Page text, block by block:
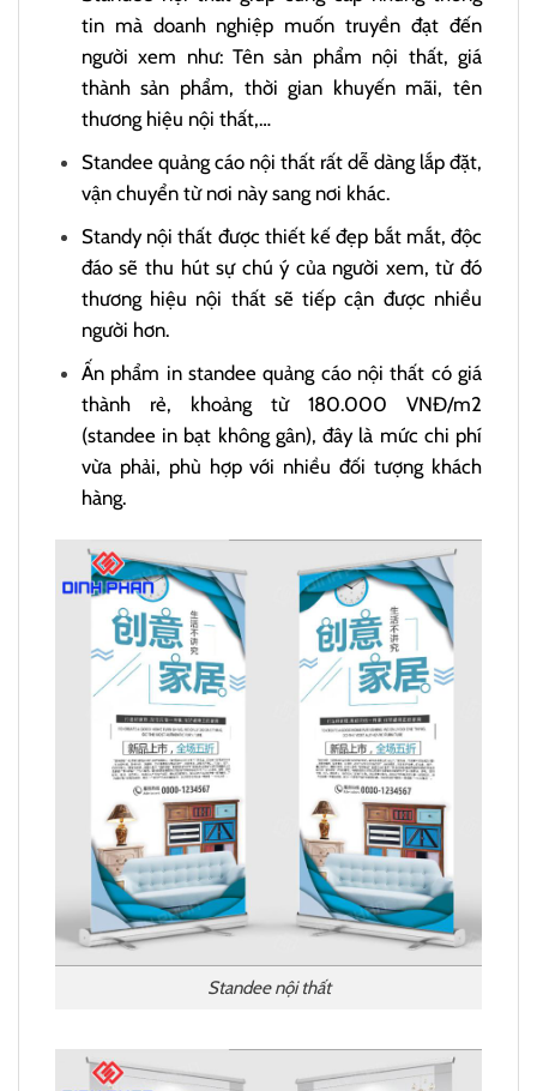
tin mà doanh nghiệp muốn truyền đạt đến
người xem như: Tên sản phẩm nội thất, giá
thành sản phẩm, thời gian khuyến mãi, tên
thương hiệu nội thất,…
Standee quảng cáo nội thất rất dễ dàng lắp đặt,
vận chuyển từ nơi này sang nơi khác.
Standy nội thất được thiết kế đẹp bắt mắt, độc
đáo sẽ thu hút sự chú ý của người xem, từ đó
thương hiệu nội thất sẽ tiếp cận được nhiều
người hơn.
Ấn phẩm in standee quảng cáo nội thất có giá
thành rẻ, khoảng từ 180.000 VNĐ/m2
(standee in bạt không gân), đây là mức chi phí
vừa phải, phù hợp với nhiều đối tượng khách
hàng.
Standee nội thất